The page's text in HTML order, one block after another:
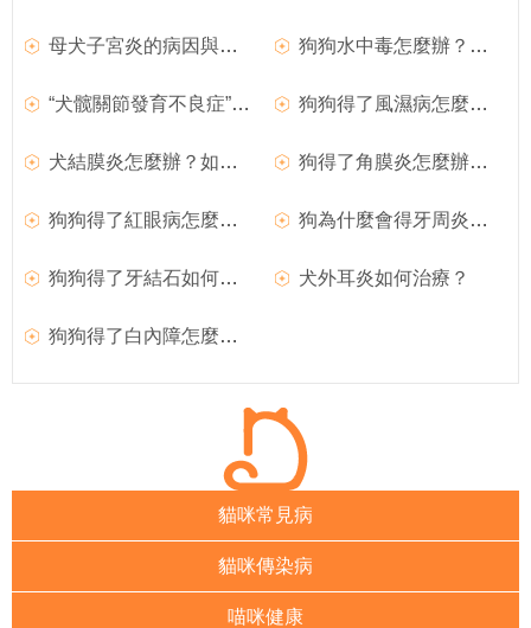
母犬子宮炎的病因與治療方法 狗狗水中毒怎麼辦？如何治療？
“犬髋關節發育不良症”如何治療？ 狗狗得了風濕病怎麼辦？如何治療犬風濕病？
犬結膜炎怎麼辦？如何治療犬結膜炎？ 狗得了角膜炎怎麼辦？如何治療犬角膜炎
狗狗得了紅眼病怎麼治療？ 狗為什麼會得牙周炎？狗得了牙周炎怎麼治療？
狗狗得了牙結石如何治療？ 犬外耳炎如何治療？
狗狗得了白內障怎麼辦？如何治療？
貓咪常見病
貓咪傳染病
喵咪健康